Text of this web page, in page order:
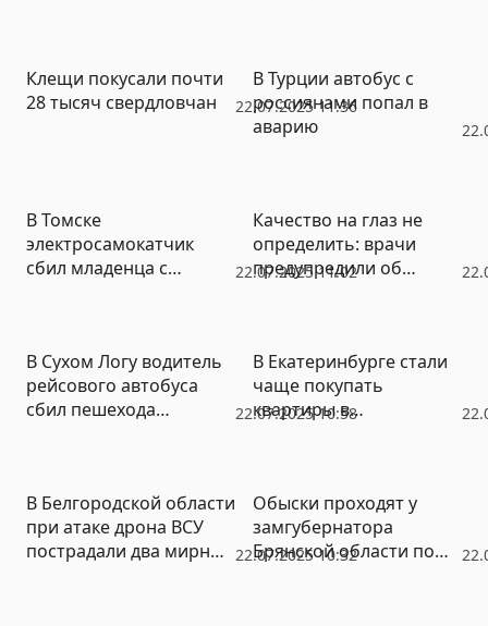
22.07.2025 11:36
Клещи покусали почти
28 тысяч свердловчан
В Турции автобус с
россиянами попал в
аварию
22.07.2025 11:02
В Томске
электросамокатчик
сбил младенца с
Качество на глаз не
определить: врачи
предупредили об
22.07.2025 10:58
В Сухом Логу водитель
рейсового автобуса
сбил пешехода
В Екатеринбурге стали
чаще покупать
квартиры в
22.07.2025 10:32
В Белгородской области
при атаке дрона ВСУ
пострадали два мирных
Обыски проходят у
замгубернатора
Брянской области по